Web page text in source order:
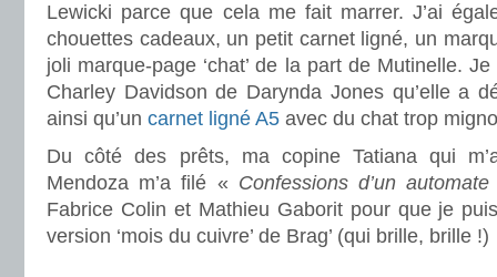
Lewicki parce que cela me fait marrer. J’ai
chouettes cadeaux, un petit carnet ligné, un
joli marque-page ‘chat’ de la part de Mutinelle.
Charley Davidson de Darynda Jones qu’elle a
ainsi qu’un carnet ligné A5 avec du chat trop
Du côté des prêts, ma copine Tatiana qui
Mendoza m’a filé « Confessions d’un
Fabrice Colin et Mathieu Gaborit pour que je
version ‘mois du cuivre’ de Brag’ (qui brille, brille !)